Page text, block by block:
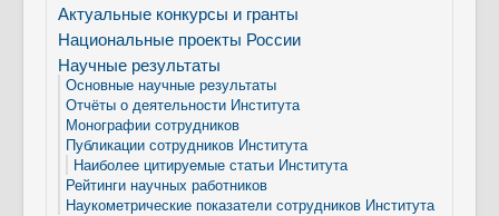
Актуальные конкурсы и гранты
Национальные проекты России
Научные результаты
Основные научные результаты
Отчёты о деятельности Института
Монографии сотрудников
Публикации сотрудников Института
Наиболее цитируемые статьи Института
Рейтинги научных работников
Наукометрические показатели сотрудников Института